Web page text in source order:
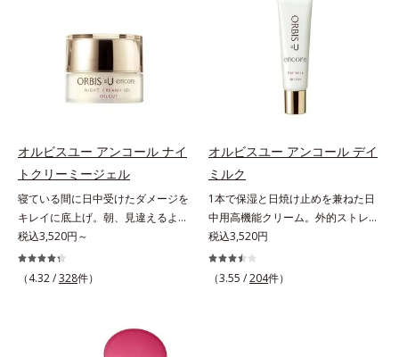
べ*5 オトギリソウエキス配合＝肌
にうるおいを与え、うるおいに満ち
たハリツヤ肌へ導く保湿成分
でなく、メラニンが蓄積しがちな年
齢肌の“メラニンメタボ(*2)”にアプ
ローチして、澄みわたる美肌を目指
します。*1 年齢を重ねた肌*2 メラ
と年齢の関係に着目。点在するシミ
だけでなく、メラニンが蓄積しがち
な年齢肌の“メラニンメタボ(*3)”に
アプローチして、澄みわたる美肌を
目指します。*1 メラニンの生成を
抑え、シミ・ソバカスを防ぐ*2 年
生成する状態
オルビスユー アンコール ナイ
トクリーミージェル
寝ている間に日中受けたダメージを
キレイに底上げ。朝、見違えるよう
なハリ感に。諦めかけていたハリ不
足、うるおい低下に先端科学ケア
(*1)でアプローチするエイジングケ
スエキスとHSP（ヒートショックプ
ロテイン）(*4)の合わせ技で、目
税込3,520円～
（4.32 /328件）
オルビスユー アンコール デイ
ミルク
1本で保湿と日焼け止めを兼ねた日
中用高機能クリーム。外的ストレス
(*5)から肌を徹底ガード。諦めかけ
ていたハリ不足、うるおい低下に先
端科学ケア(*1)でアプローチするエ
税込3,520円
（3.55 /204件）